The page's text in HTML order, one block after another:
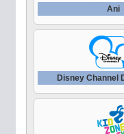
Ani
Disney Channel